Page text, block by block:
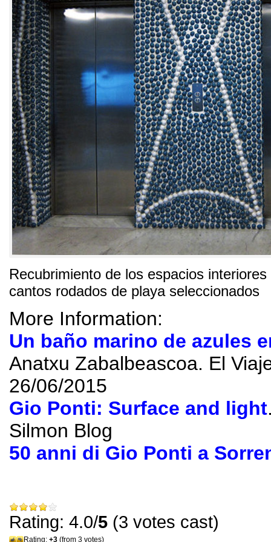
Recubrimiento de los espacios
cantos rodados de playa seleccionados
More Information:
Un baño marino de azules
Anatxu Zabalbeascoa. El
26/06/2015
Gio Ponti: Surface and light
Silmon Blog
50 anni di Gio Ponti a
Rating: 4.0/5 (3 votes cast)
Rating: +3 (from 3 votes)